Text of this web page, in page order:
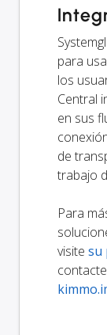
para
los
Central
en sus
de
trabajo
Para
visite su